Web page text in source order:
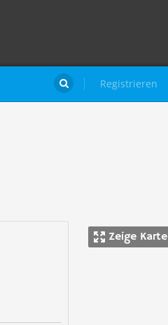
Registrieren

Zeige Karte